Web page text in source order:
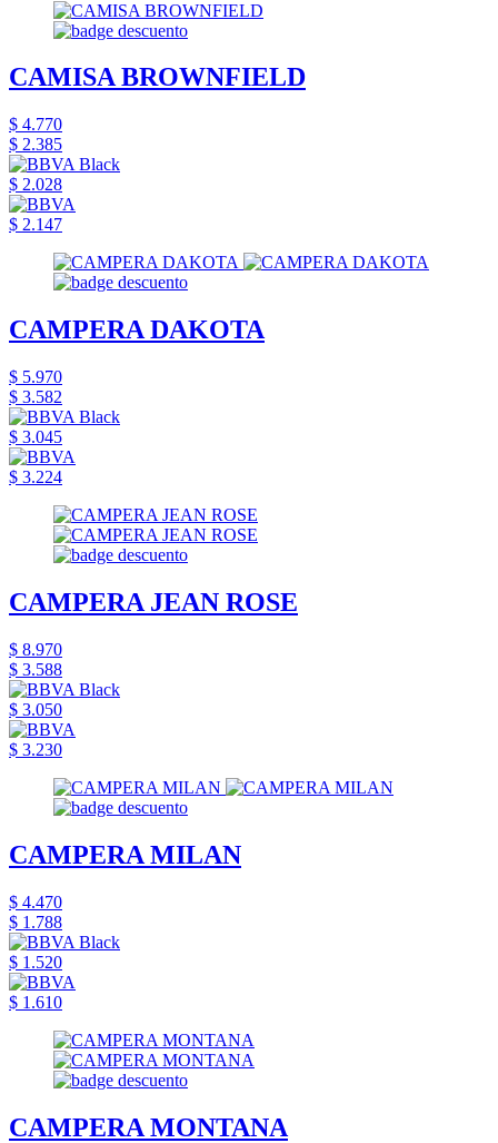
CAMISA BROWNFIELD
$ 4.770
$ 2.385
$ 2.028
$ 2.147
CAMPERA DAKOTA
$ 5.970
$ 3.582
$ 3.045
$ 3.224
CAMPERA JEAN ROSE
$ 8.970
$ 3.588
$ 3.050
$ 3.230
CAMPERA MILAN
$ 4.470
$ 1.788
$ 1.520
$ 1.610
CAMPERA MONTANA